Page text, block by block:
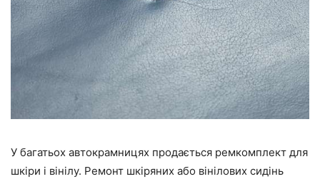
У багатьох автокрамницях продається ремкомплект для
шкіри і вінілу. Ремонт шкіряних або вінілових сидінь